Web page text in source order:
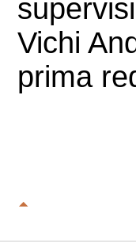
Vichi
prima